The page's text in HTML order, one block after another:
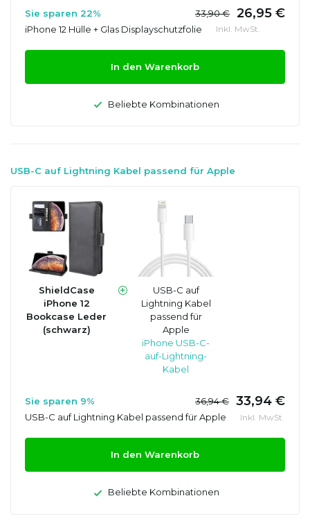
Sie sparen 22% 33,90 € 26,95 €
iPhone 12 Hülle + Glas Displayschutzfolie Inkl. MwSt.
In den Warenkorb
Beliebte Kombinationen
USB-C auf Lightning Kabel passend für Apple
ShieldCase
iPhone 12
Bookcase Leder
(schwarz)
USB-C auf
Lightning Kabel
passend für
Apple
iPhone USB-C-
auf-Lightning-
Kabel
Sie sparen 9% 36,94 € 33,94 €
USB-C auf Lightning Kabel passend für Apple Inkl. MwSt.
In den Warenkorb
Beliebte Kombinationen